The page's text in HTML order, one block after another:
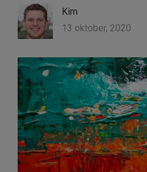
Kim
13 oktober, 2020